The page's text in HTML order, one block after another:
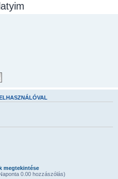
megtekintése
0.00 hozzászólás)